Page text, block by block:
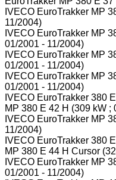
IVECO EuroTrakker MP
11/2004)
IVECO EuroTrakker MP
01/2001 - 11/2004)
IVECO EuroTrakker MP
01/2001 - 11/2004)
IVECO EuroTrakker MP
01/2001 - 11/2004)
IVECO EuroTrakker 380
MP 380 E 42 H (309 kW ;
IVECO EuroTrakker MP
11/2004)
IVECO EuroTrakker 380
MP 380 E 44 H Cursor
IVECO EuroTrakker MP
01/2001 - 11/2004)